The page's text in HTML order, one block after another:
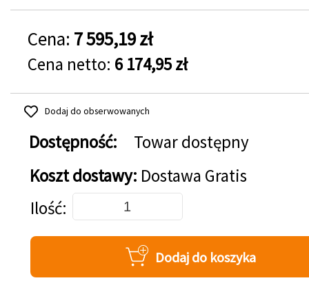
Cena: 7 595,19 zł
Cena netto: 6 174,95 zł
Dodaj do obserwowanych
Dostępność:
Towar dostępny
Koszt dostawy: Dostawa Gratis
Dodaj do koszyka
Ilość
Dodaj do koszyka